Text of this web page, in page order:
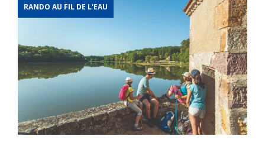
RANDO AU FIL DE L'EAU